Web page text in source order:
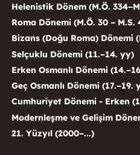
Helenistik Dönem (M.Ö.
Roma Dönemi (M.Ö. 30 – M.S.
Bizans (Doğu Roma) Dönemi
Selçuklu Dönemi (11.–14. yy)
Erken Osmanlı Dönemi
Geç Osmanlı Dönemi (17.–19.
Cumhuriyet Dönemi - Erken
Modernleşme ve Gelişim
21. Yüzyıl (2000–...)